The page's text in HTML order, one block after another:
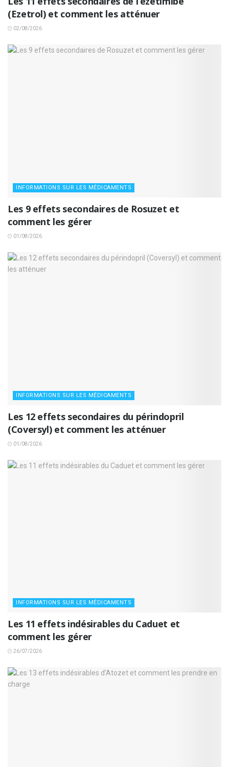
(Ezetrol) et comment les atténuer
02/08/2026
INFORMATIONS SUR LES MÉDICAMENTS
Les 9 effets secondaires de Rosuzet et
comment les gérer
01/08/2026
INFORMATIONS SUR LES MÉDICAMENTS
Les 12 effets secondaires du périndopril
(Coversyl) et comment les atténuer
01/08/2026
INFORMATIONS SUR LES MÉDICAMENTS
Les 11 effets indésirables du Caduet et
comment les gérer
26/07/2026